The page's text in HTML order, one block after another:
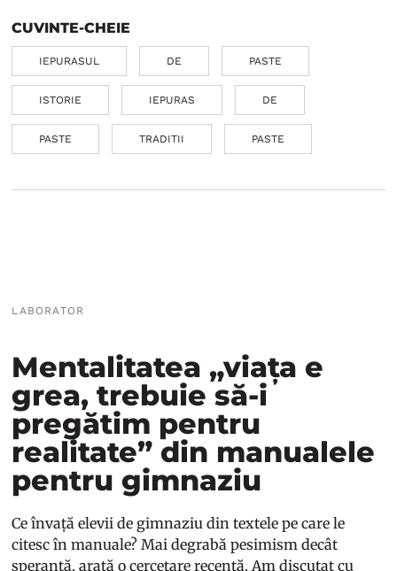
CUVINTE-CHEIE
IEPURASUL DE PASTE
ISTORIE IEPURAS DE
PASTE TRADITII PASTE
LABORATOR
Mentalitatea „viața e
grea, trebuie să-i
pregătim pentru
realitate” din manualele
pentru gimnaziu
Ce învață elevii de gimnaziu din textele pe care le
citesc în manuale? Mai degrabă pesimism decât
speranță, arată o cercetare recentă. Am discutat cu